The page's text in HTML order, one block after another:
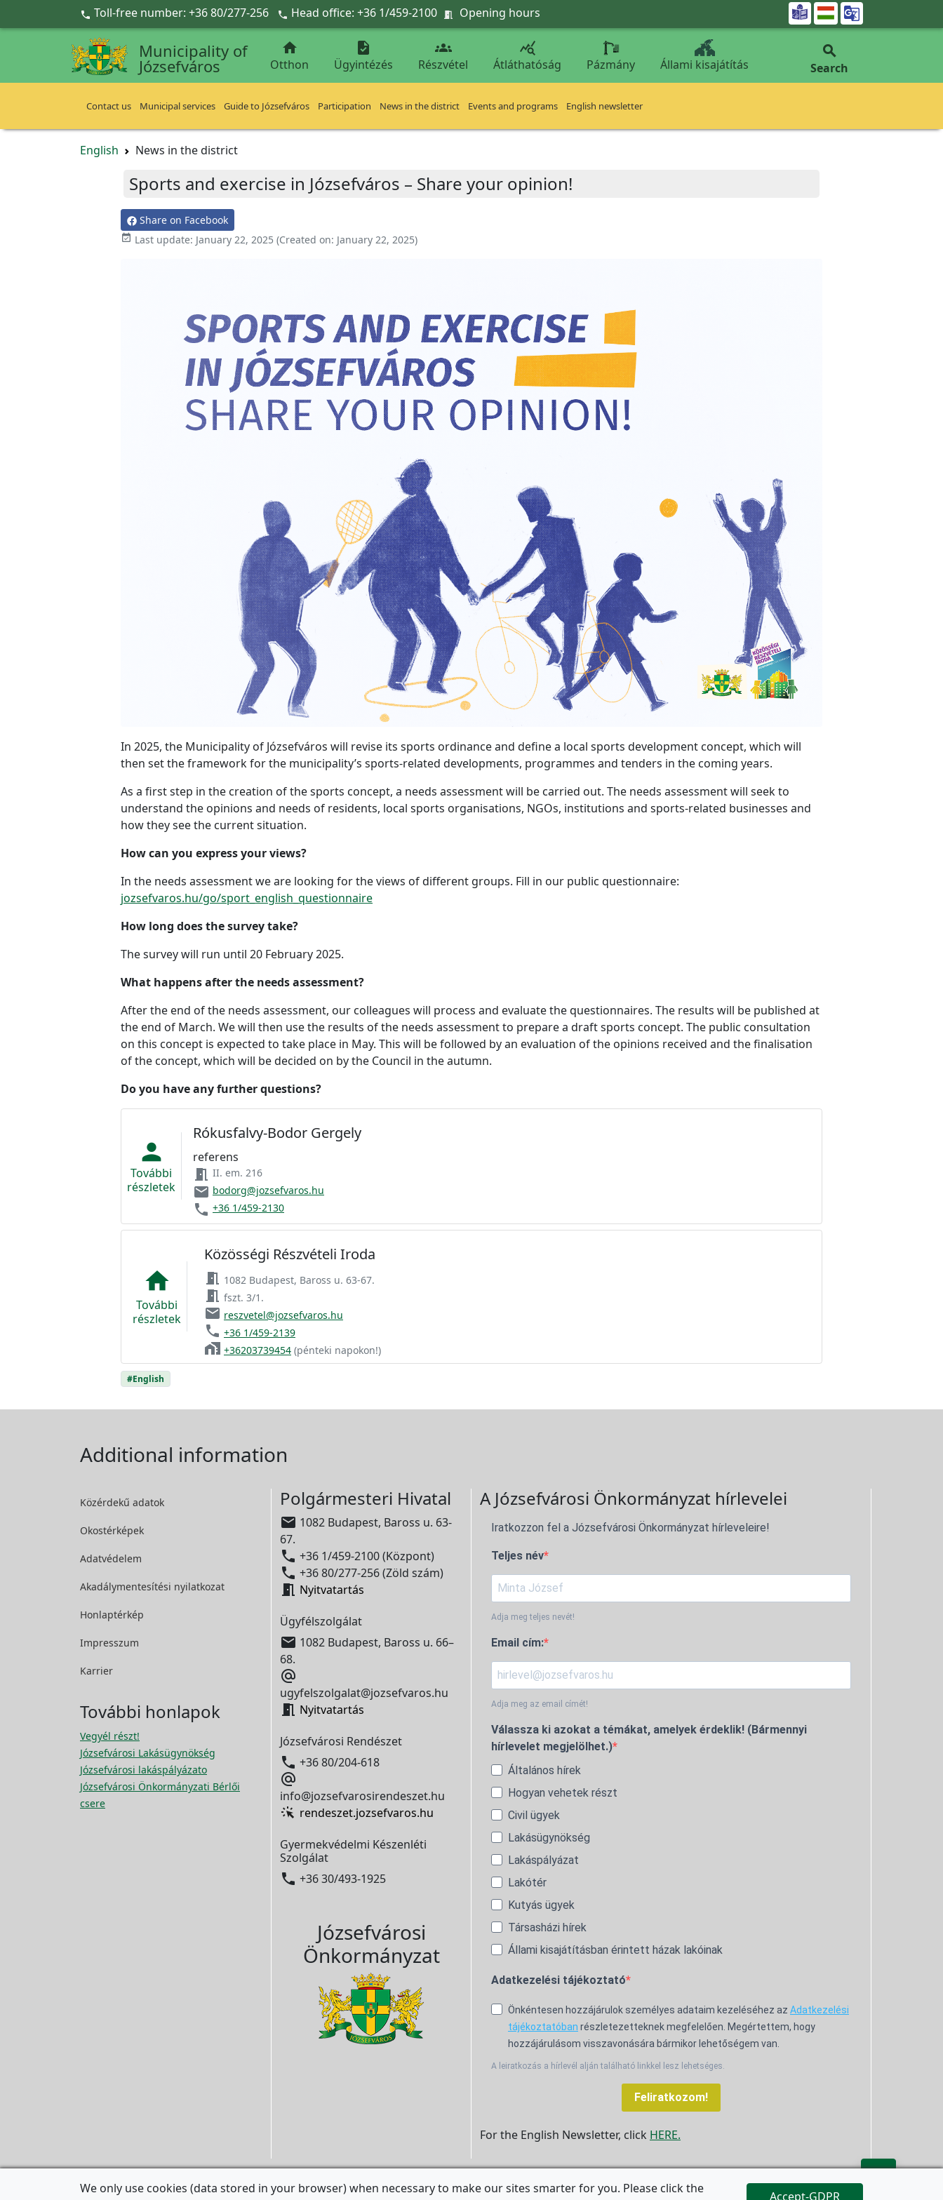
Ugrás a fő tartalomra
 Toll-free number: +36 80/277-256  Head office: +36 1/459-2100  Opening hours 
Municipality of
Józsefváros

Otthon

Ügyintézés

Részvétel

Átláthatóság Pázmány Állami kisajátítás

Search
Contact us Municipal services Guide to Józsefváros Participation News in the district Events and programs English newsletter
English News in the district
Sports and exercise in Józsefváros – Share your opinion!
Share on Facebook
 Last update: January 22, 2025 (Created on: January 22, 2025)
In 2025, the Municipality of Józsefváros will revise its sports ordinance and define a local sports development concept, which will
then set the framework for the municipality’s sports-related developments, programmes and tenders in the coming years.
As a first step in the creation of the sports concept, a needs assessment will be carried out. The needs assessment will seek to
understand the opinions and needs of residents, local sports organisations, NGOs, institutions and sports-related businesses and
how they see the current situation.
How can you express your views?
In the needs assessment we are looking for the views of different groups. Fill in our public questionnaire:
jozsefvaros.hu/go/sport_english_questionnaire
How long does the survey take?
The survey will run until 20 February 2025.
What happens after the needs assessment?
After the end of the needs assessment, our colleagues will process and evaluate the questionnaires. The results will be published at
the end of March. We will then use the results of the needs assessment to prepare a draft sports concept. The public consultation
on this concept is expected to take place in May. This will be followed by an evaluation of the opinions received and the finalisation
of the concept, which will be decided on by the Council in the autumn.
Do you have any further questions?
person
További
részletek
Rókusfalvy-Bodor Gergely
referens
meeting_room II. em. 216
email bodorg@jozsefvaros.hu
phone +36 1/459-2130
home
További
részletek
Közösségi Részvételi Iroda
meeting_room 1082 Budapest, Baross u. 63-67.
meeting_room fszt. 3/1.
email reszvetel@jozsefvaros.hu
phone +36 1/459-2139
home_work +36203739454 (pénteki napokon!)
#English
Additional information
Közérdekű adatok
Okostérképek
Adatvédelem
Akadálymentesítési nyilatkozat
Honlaptérkép
Impresszum
Karrier
További honlapok
Vegyél részt!
Józsefvárosi Lakásügynökség
Józsefvárosi lakáspályázato
Józsefvárosi Önkormányzati Bérlői
csere
Polgármesteri Hivatal
 1082 Budapest, Baross u. 63-
67.
 +36 1/459-2100 (Központ)
 +36 80/277-256 (Zöld szám)
 Nyitvatartás
Ügyfélszolgálat
 1082 Budapest, Baross u. 66–
68.

ugyfelszolgalat@jozsefvaros.hu
 Nyitvatartás
Józsefvárosi Rendészet
 +36 80/204-618

info@jozsefvarosirendeszet.hu
rendeszet.jozsefvaros.hu
Gyermekvédelmi Készenléti
Szolgálat
 +36 30/493-1925
Józsefvárosi
Önkormányzat
A Józsefvárosi Önkormányzat hírlevelei
Iratkozzon fel a Józsefvárosi Önkormányzat hírleveleire!
Teljes név
Adja meg teljes nevét!
Email cím:
Adja meg az email címét!
Válassza ki azokat a témákat, amelyek érdeklik! (Bármennyi
hírlevelet megjelölhet.)
Általános hírek
Hogyan vehetek részt
Civil ügyek
Lakásügynökség
Lakáspályázat
Lakótér
Kutyás ügyek
Társasházi hírek
Állami kisajátításban érintett házak lakóinak
Adatkezelési tájékoztató
Önkéntesen hozzájárulok személyes adataim kezeléséhez az Adatkezelési
tájékoztatóban részletezetteknek megfelelően. Megértettem, hogy
hozzájárulásom visszavonására bármikor lehetőségem van.
A leiratkozás a hírlevél alján található linkkel lesz lehetséges.
Feliratkozom!
For the English Newsletter, click HERE.


We only use cookies (data stored in your browser) when necessary to make our sites smarter for you. Please click the
Accept-GDPR